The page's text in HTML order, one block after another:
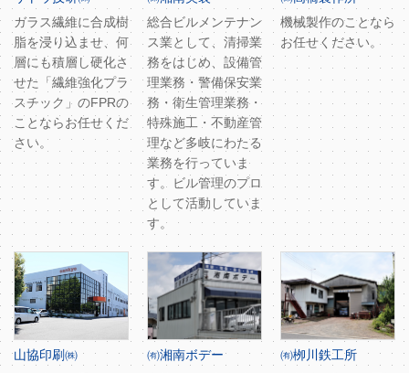
ガラス繊維に合成樹
脂を浸り込ませ、何
層にも積層し硬化さ
せた「繊維強化プラ
スチック」のFPRの
ことならお任せくだ
さい。
総合ビルメンテナン
ス業として、清掃業
務をはじめ、設備管
理業務・警備保安業
務・衛生管理業務・
特殊施工・不動産管
理など多岐にわたる
業務を行っていま
す。ビル管理のプロ
として活動していま
す。
機械製作のことなら
お任せください。
山協印刷㈱
㈲湘南ボデー
㈲栁川鉄工所